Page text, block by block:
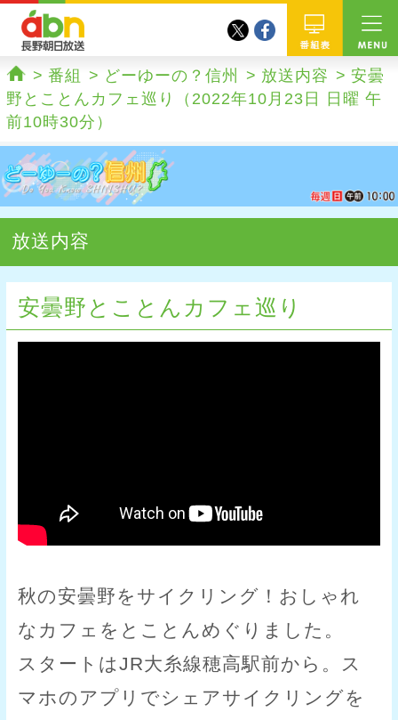
番組
twitterfacebook
ホーム
番組 どーゆーの？信州 放送内容
安曇
野とことんカフェ巡り（2022年10月23日 日曜 午
前10時30分）
放送内容
安曇野とことんカフェ巡り
秋の安曇野をサイクリング！おしゃれ
なカフェをとことんめぐりました。
スタートはJR大糸線穂高駅前から。ス
マホのアプリでシェアサイクリングを